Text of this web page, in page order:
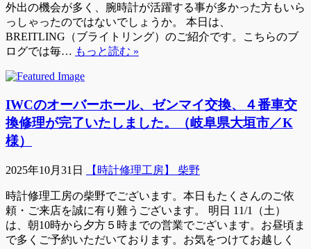
外出の機会が多く、腕時計が活躍する事が多かった方もいら
っしゃったのではないでしょうか。 本日は、
BREITLING（ブライトリング）のご紹介です。こちらのブ
ログでは毎… もっと読む »
IWCのオーバーホール、ゼンマイ交換、４番車交
換修理が完了いたしました。（岐阜県大垣市／K
様）
2025年10月31日 【時計修理工房】 柴野
時計修理工房の柴野でございます。本日もたくさんのご依
頼・ご来店を誠に有り難うございます。 明日 11/1（土）
は、朝10時から夕方５時までの営業でございます。お昼頃ま
で多くご予約いただいております。お気をつけてお越しく